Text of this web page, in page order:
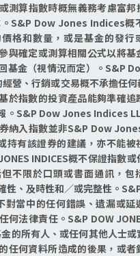
投資人信賴品牌
管理規模達
億元
屢獲國
機
項
情請見富邦投信官網，資料截
測算指數時概無義務考慮富邦
S&P Dow Jones Indices概
格和數量，或是基金的發行
與確定或測算相關公式以將基
基金（視情況而定）。S&P
營、行銷或交易概不承擔任何
於指數的投資產品能夠準確追
。S&P Dow Jones Indices
納入指數並非S&P Dow
持有該證券的建議，亦不能被
INDICES概不保證指數或
不限於口頭或書面通訊，包
性、及時性和／或完整性。
對當中的任何錯誤、遺漏或延
何法律責任。S&P DOW
的所有人、或任何其他人士或
任何資料所造成的後果，或者